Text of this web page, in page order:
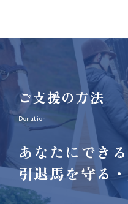
ご支援の方法
Donation
あなたにでき
引退馬を守る